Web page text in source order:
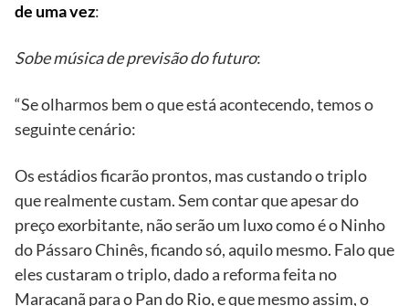
de uma vez:
Sobe música de previsão do futuro:
“Se olharmos bem o que está acontecendo, temos o
seguinte cenário:
Os estádios ficarão prontos, mas custando o triplo
que realmente custam. Sem contar que apesar do
preço exorbitante, não serão um luxo como é o Ninho
do Pássaro Chinês, ficando só, aquilo mesmo. Falo que
eles custaram o triplo, dado a reforma feita no
Maracanã para o Pan do Rio, e que mesmo assim, o